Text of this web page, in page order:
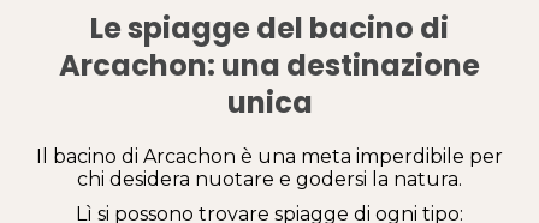
Le spiagge del bacino di
Arcachon: una destinazione
unica
Il bacino di Arcachon è una meta imperdibile per
chi desidera nuotare e godersi la natura.
Lì si possono trovare spiagge di ogni tipo: